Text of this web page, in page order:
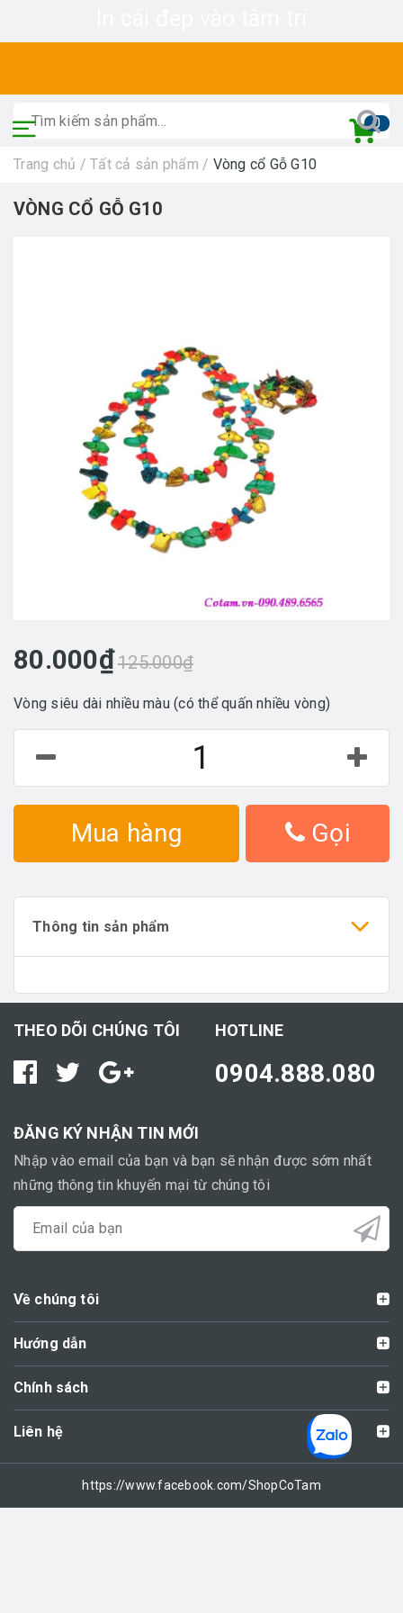
0
Trang chủ / Tất cả sản phẩm / Vòng cổ Gỗ G10
VÒNG CỔ GỖ G10
80.000₫125.000₫
Vòng siêu dài nhiều màu (có thể quấn nhiều vòng)
Mua hàng Gọi
Thông tin sản phẩm
THEO DÕI CHÚNG TÔI HOTLINE
0904.888.080
ĐĂNG KÝ NHẬN TIN MỚI
Nhập vào email của bạn và bạn sẽ nhận được sớm nhất
những thông tin khuyến mại từ chúng tôi
Về chúng tôi
Hướng dẫn
Chính sách
Liên hệ
https://www.facebook.com/ShopCoTam